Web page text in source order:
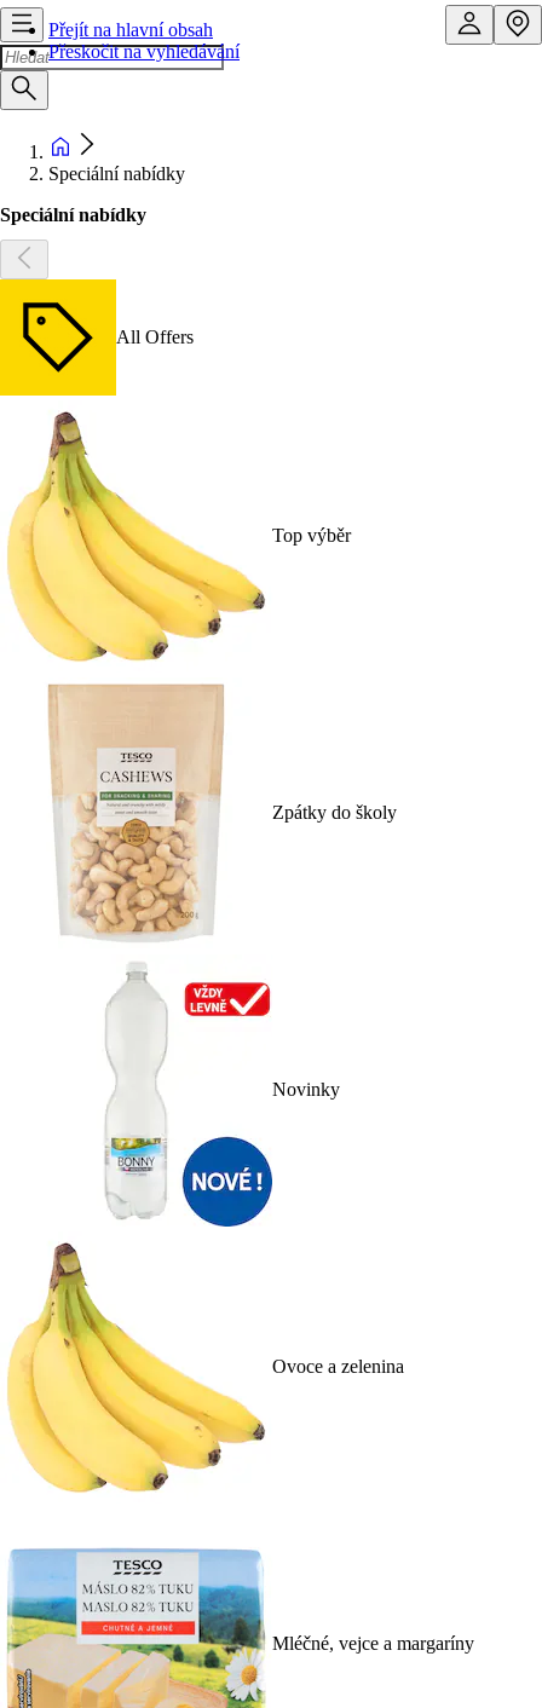
Přejít na hlavní obsah
Přeskočit na vyhledávání
Speciální nabídky
Speciální nabídky
All Offers
Top výběr
Zpátky do školy
Novinky
Ovoce a zelenina
Mléčné, vejce a margaríny